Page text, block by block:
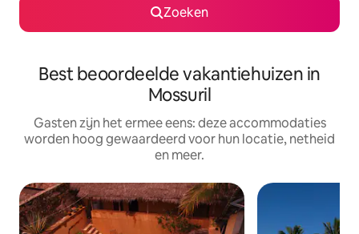
Zoeken
Best beoordeelde vakantiehuizen in
Mossuril
Gasten zijn het ermee eens: deze accommodaties
worden hoog gewaardeerd voor hun locatie, netheid
en meer.